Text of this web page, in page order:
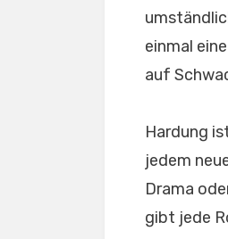
einmal
auf
Hardung
jedem
Drama
gibt jede